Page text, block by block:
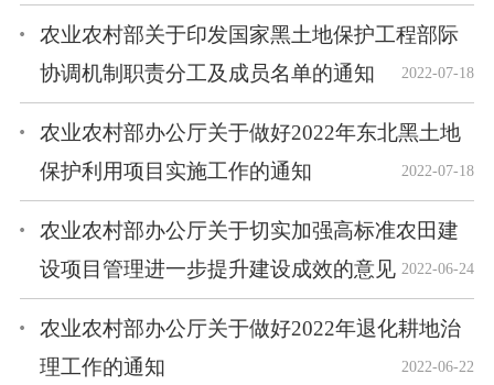
农业农村部关于印发国家黑土地保护工程部际
协调机制职责分工及成员名单的通知
2022-07-18
农业农村部办公厅关于做好2022年东北黑土地
保护利用项目实施工作的通知
2022-07-18
农业农村部办公厅关于切实加强高标准农田建
设项目管理进一步提升建设成效的意见 2022-06-24
农业农村部办公厅关于做好2022年退化耕地治
理工作的通知
2022-06-22